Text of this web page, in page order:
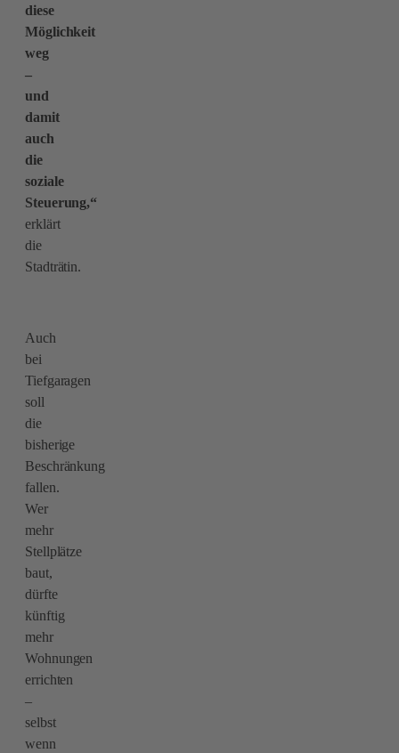
diese
Möglichkeit
weg
–
und
damit
auch
die
soziale
Steuerung,“
erklärt
die
Stadträtin.
Auch
bei
Tiefgaragen
soll
die
bisherige
Beschränkung
fallen.
Wer
mehr
Stellplätze
baut,
dürfte
künftig
mehr
Wohnungen
errichten
–
selbst
wenn